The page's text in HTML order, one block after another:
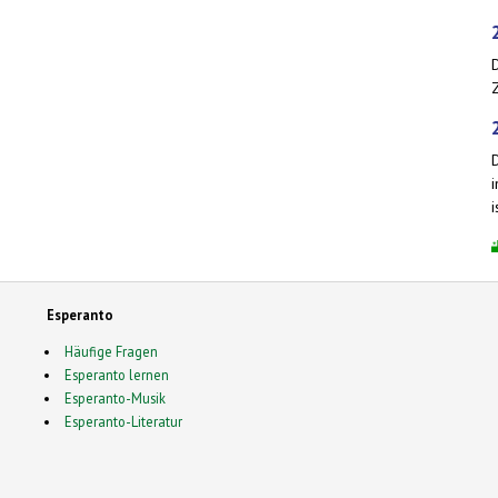
Esperanto
Häufige Fragen
Esperanto lernen
Esperanto-Musik
Esperanto-Literatur